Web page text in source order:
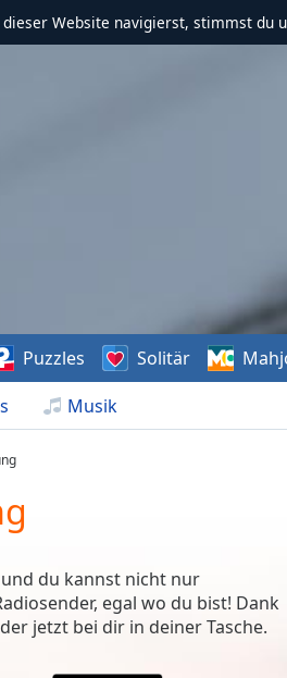
Website navigierst, stimmst du
Musik
Puzzles Solitär
du kannst nicht nur
egal wo du bist! Dank
jetzt bei dir in deiner Tasche.